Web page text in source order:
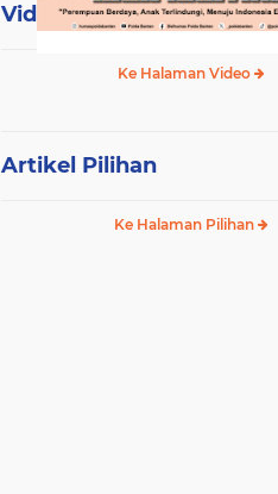
Video Terpopuler
Ke Halaman Video
Artikel Pilihan
Ke Halaman Pilihan